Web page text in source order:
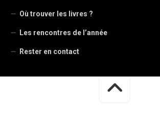
Où trouver les livres ?
Les rencontres de l’année
Rester en contact